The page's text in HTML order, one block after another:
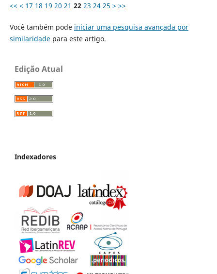
<< < 17 18 19 20 21 22 23 24 25 > >>
Você também pode iniciar uma pesquisa avançada por
similaridadepara este artigo.
Edição Atual
Indexadores